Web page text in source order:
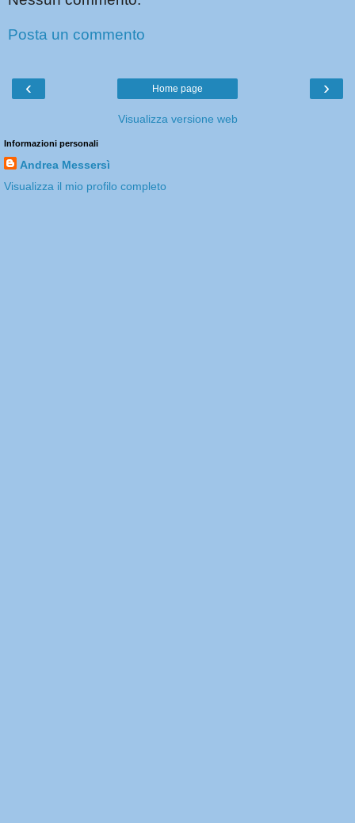
Posta un commento
‹ ›
Home page
Visualizza versione web
Informazioni personali
Andrea Messersì
Visualizza il mio profilo completo